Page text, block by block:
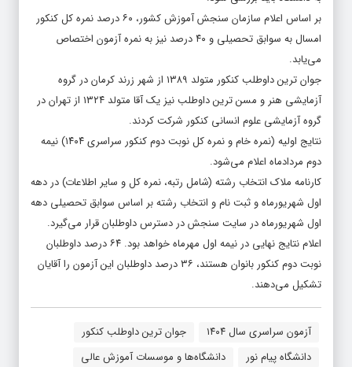
بر اساس اعلام سازمان سنجش آموزش کشور، ‌۶۰ درصد نمره کل کنکور
امسال به سوابق تحصیلی و ۴۰ درصد نیز به نمره آزمون اختصاص
می‌یابد.
جوان ترین داوطلب کنکور متولد ۱۳۸۹ از شهر زرند کرمان در گروه
آزمایشی هنر و مسن ترین داوطلب نیز یک آقا متولد ۱۳۲۴ از تهران در
گروه آزمایشی علوم انسانی کنکور شرکت کردند.
نتایج اولیه (نمره خام و نمره کل نوبت دوم کنکور سراسری ۱۴۰۴) نیمه
دوم مردادماه اعلام می‌شود.
کارنامه ملاک انتخاب رشته (شامل رتبه، نمره کل و سایر اطلاعات) در دهه
اول شهریورماه و ثبت نام و انتخاب رشته بر اساس سوابق تحصیلی دهه
اول شهریورماه در سایت سنجش در دسترس داوطلبان قرار می‌گیرد.
اعلام نتایج نهایی در نیمه اول مهرماه خواهد بود. ۶۴ درصد داوطلبان
نوبت دوم کنکور بانوان هستند، ۳۶ درصد داوطلبان این آزمون را آقایان
تشکیل می‌دهند.
آزمون سراسری سال ۱۴۰۴
جوان ترین داوطلب کنکور
دانشگاه پیام نور
دانشگاه‌ها و موسسات آموزش عالی